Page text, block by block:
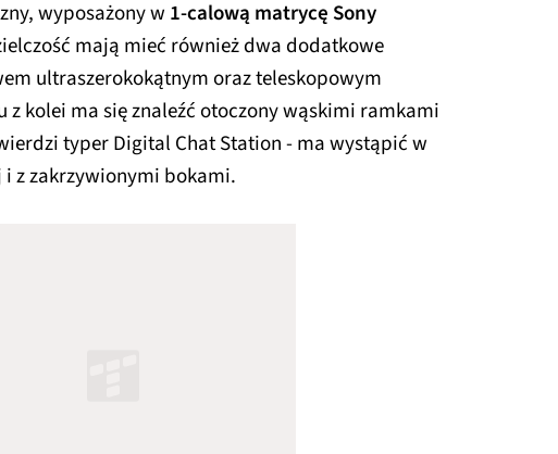
wyposażony w 1-calową matrycę Sony
mają mieć również dwa dodatkowe
ultraszerokokątnym oraz teleskopowym
kolei ma się znaleźć otoczony wąskimi ramkami
typer Digital Chat Station - ma wystąpić w
z zakrzywionymi bokami.